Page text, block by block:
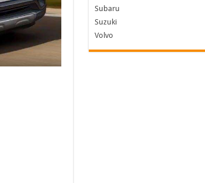
Subaru
Suzuki
Volvo